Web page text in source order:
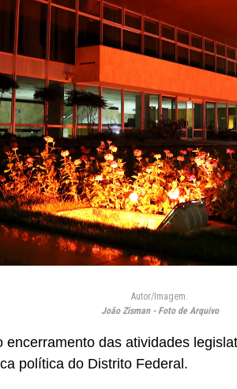
Autor/Imagem:
João Zisman - Foto de Arquivo
encerramento das atividades
política do Distrito Federal.